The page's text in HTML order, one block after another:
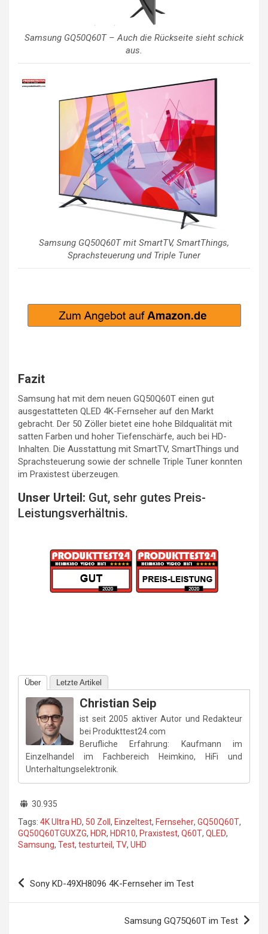
Samsung GQ50Q60T – Auch die Rückseite sieht schick
aus.
Samsung GQ50Q60T mit SmartTV, SmartThings,
Sprachsteuerung und Triple Tuner
Fazit
Samsung hat mit dem neuen GQ50Q60T einen gut
ausgestatteten QLED 4K-Fernseher auf den Markt
gebracht. Der 50 Zöller bietet eine hohe Bildqualität mit
satten Farben und hoher Tiefenschärfe, auch bei HD-
Inhalten. Die Ausstattung mit SmartTV, SmartThings und
Sprachsteuerung sowie der schnelle Triple Tuner konnten
im Praxistest überzeugen.
Unser Urteil: Gut, sehr gutes Preis-
Leistungsverhältnis.
Über Letzte Artikel
Christian Seip
ist seit 2005 aktiver Autor und Redakteur
bei Produkttest24.com
Berufliche Erfahrung: Kaufmann im
Einzelhandel im Fachbereich Heimkino, HiFi und
Unterhaltungselektronik.
30.935
Tags: 4K Ultra HD, 50 Zoll , Einzeltest, Fernseher, GQ50Q60T,
GQ50Q60TGUXZG, HDR, HDR10, Praxistest, Q60T, QLED,
Samsung, Test, testurteil , TV, UHD
Beitragsnavigation
Sony KD-49XH8096 4K-Fernseher im Test
Samsung GQ75Q60T im Test